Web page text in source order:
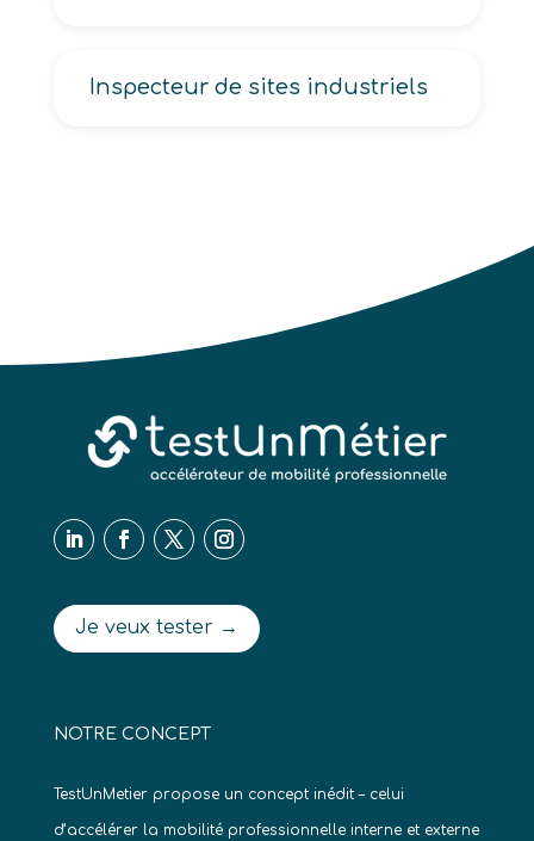
Inspecteur de sites industriels
Je veux tester →
NOTRE CONCEPT
TestUnMetier propose un concept inédit – celui
d’accélérer la mobilité professionnelle interne et externe